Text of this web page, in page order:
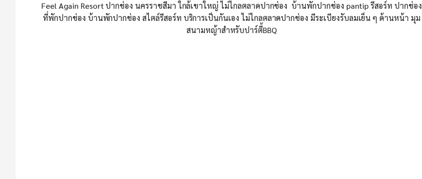
Feel Again Resort ปากช่อง นครราชสีมา ใกล้เขาใหญ่ ไม่ไกลตลาดปากช่อง บ้านพักปากช่อง pantip รีสอร์ท ปากช่อง
ที่พักปากช่อง บ้านพักปากช่อง สไตล์รีสอร์ท บริการเป็นกันเอง ไม่ไกลตลาดปากช่อง มีระเบียงรับลมเย็น ๆ ด้านหน้า มุม
สนามหญ้าสำหรับปาร์ตี้BBQ